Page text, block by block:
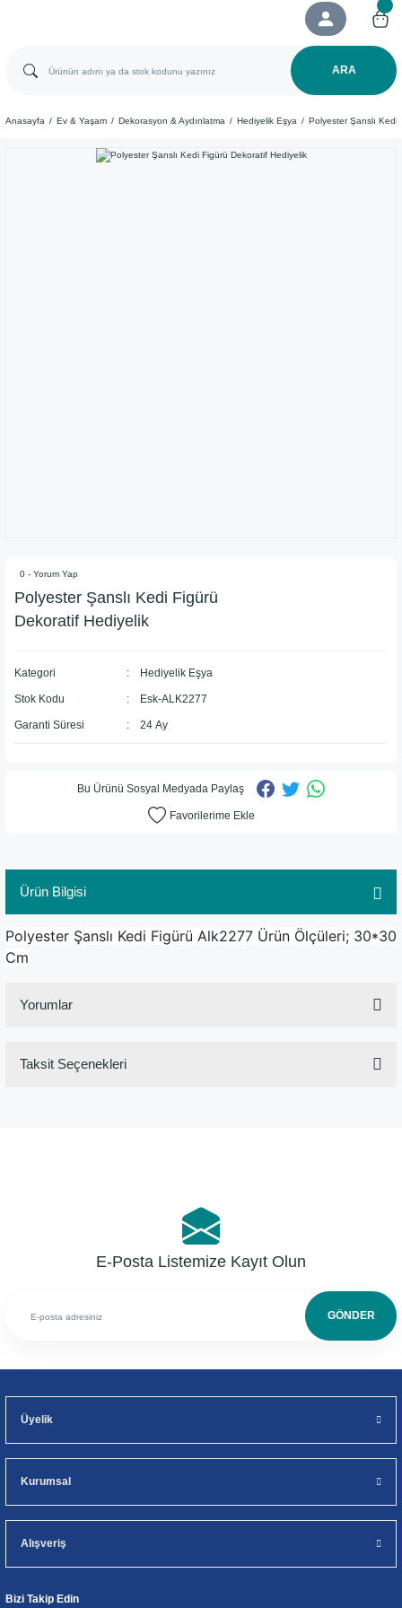
ARA
Anasayfa Ev & Yaşam Dekorasyon & Aydınlatma Hediyelik Eşya Polyester Şanslı Kedi
0 - Yorum Yap
Polyester Şanslı Kedi Figürü
Dekoratif Hediyelik
Kategori Hediyelik Eşya
Stok Kodu Esk-ALK2277
Garanti Süresi 24 Ay
Bu Ürünü Sosyal Medyada Paylaş
Ürün Bilgisi
Polyester Şanslı Kedi Figürü Alk2277 Ürün Ölçüleri; 30*30
Cm
Yorumlar
Taksit Seçenekleri
E-Posta Listemize Kayıt Olun
GÖNDER
Üyelik
Kurumsal
Alışveriş
Bizi Takip Edin